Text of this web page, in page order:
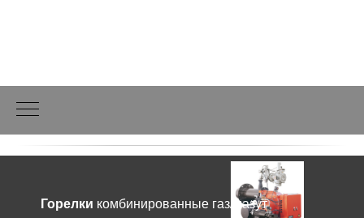
Горелки комбинированные газ/мазут